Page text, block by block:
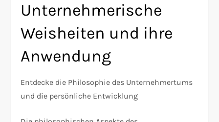
Unternehmerische
Weisheiten und ihre
Anwendung
Entdecke die Philosophie des Unternehmertums
und die persönliche Entwicklung